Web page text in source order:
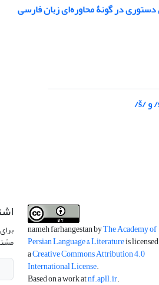
دستوریدر گونۀ محاوره‌ای زبان فارسی
و/
š
/
nameh farhangestan byThe Academy of
Persian Language & Literatureis
aCreative Commons Attribution 4.0
International License.
Based on a work atnf.apll.ir.